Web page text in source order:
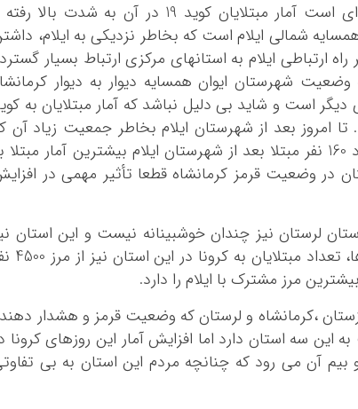
کردستان
کرمان
کرمانشاه
کهگلویه و بویر
گلستان
گیلان
لرستان
هرمزگان
همدان
یکی دیگر از استانهای همسایه ایلام که چند هفته ای است آمار مبتلایان کوید 19 در آن به شدت
شمالی ایلام است که بخاطر نزدیکی به ایلام،
ارتباطی ایلام به استانهای مرکزی ارتباط بسیار
شهرستان ایوان همسایه دیوار به دیوار
است و شاید بی دلیل نباشد که آمار مبتلایان به
تا امروز بعد از شهرستان ایلام بخاطر جمعیت زیاد آن
بیشترین آمار مبتلایان به کرونا را دارد، ایوان با حدود 160 نفر مبتلا بعد از شهرستان ایلام بیشترین آمار
در وضعیت قرمز کرمانشاه قطعا تأثیر مهمی در
لرستان نیز چندان خوشبینانه نیست و این استان
وضعیت تا حدودی قرمز دارد. بر اساس
مرز مشترک با ایلام را دارد.
،کرمانشاه و لرستان که وضعیت قرمز و هشدار
سه استان دارد اما افزایش آمار این روزهای کرونا
بیم آن می رود که چنانچه مردم این استان به بی